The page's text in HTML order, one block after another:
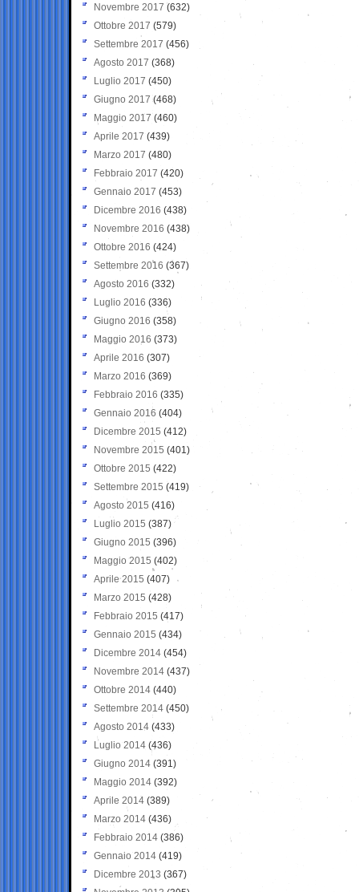
Novembre 2017 (632)
Ottobre 2017 (579)
Settembre 2017 (456)
Agosto 2017 (368)
Luglio 2017 (450)
Giugno 2017 (468)
Maggio 2017 (460)
Aprile 2017 (439)
Marzo 2017 (480)
Febbraio 2017 (420)
Gennaio 2017 (453)
Dicembre 2016 (438)
Novembre 2016 (438)
Ottobre 2016 (424)
Settembre 2016 (367)
Agosto 2016 (332)
Luglio 2016 (336)
Giugno 2016 (358)
Maggio 2016 (373)
Aprile 2016 (307)
Marzo 2016 (369)
Febbraio 2016 (335)
Gennaio 2016 (404)
Dicembre 2015 (412)
Novembre 2015 (401)
Ottobre 2015 (422)
Settembre 2015 (419)
Agosto 2015 (416)
Luglio 2015 (387)
Giugno 2015 (396)
Maggio 2015 (402)
Aprile 2015 (407)
Marzo 2015 (428)
Febbraio 2015 (417)
Gennaio 2015 (434)
Dicembre 2014 (454)
Novembre 2014 (437)
Ottobre 2014 (440)
Settembre 2014 (450)
Agosto 2014 (433)
Luglio 2014 (436)
Giugno 2014 (391)
Maggio 2014 (392)
Aprile 2014 (389)
Marzo 2014 (436)
Febbraio 2014 (386)
Gennaio 2014 (419)
Dicembre 2013 (367)